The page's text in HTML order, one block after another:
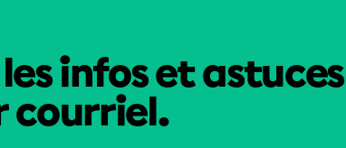
infos et astuces
courriel.